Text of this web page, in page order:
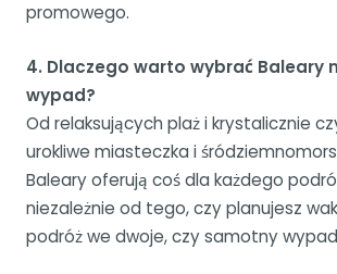
promowego.
4. Dlaczego warto wybrać Baleary
wypad?
Od relaksujących plaż i krystalicznie
urokliwe miasteczka i
Baleary oferują coś dla każdego
niezależnie od tego, czy planujesz
podróż we dwoje, czy samotny